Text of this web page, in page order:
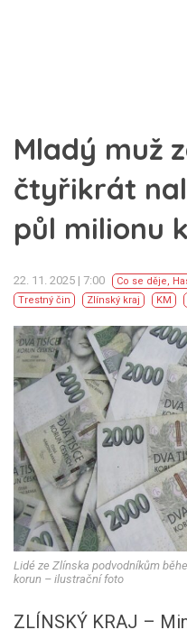
Mladý muž
čtyřikrát
půl milionu
22. 11. 2025 | 7:00 Co se děje,
Trestný čin
Zlínský kraj KM
Lidé ze Zlínska podvodníkům
korun – ilustrační foto
ZLÍNSKÝ KRAJ –